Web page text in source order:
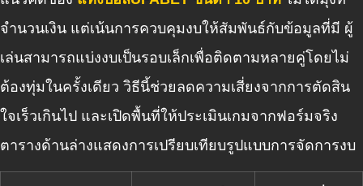
จำนวนเงิน แต่เน้นการควบคุมงบให้สัมพันธ์กับข้อมูลที่มี ผู้
เล่นสามารถแบ่งงบเป็นรอบเล็กเพื่อติดตามหลายคู่โดยไม่
ต้องทุ่มในครั้งเดียว วิธีนี้ช่วยลดความเสี่ยงจากการตัดสิน
ใจเร็วเกินไป และเปิดพื้นที่ให้ประเมินเกมจากฟอร์มจริง
ตารางด้านล่างแสดงการเปรียบเทียบรูปแบบการจัดการงบ